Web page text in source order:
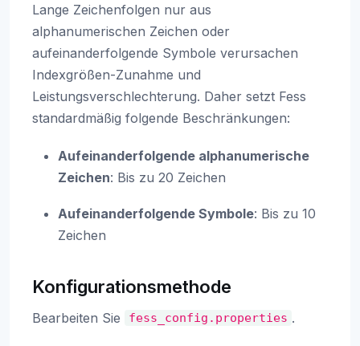
Lange Zeichenfolgen nur aus
alphanumerischen Zeichen oder
aufeinanderfolgende Symbole verursachen
Indexgrößen-Zunahme und
Leistungsverschlechterung. Daher setzt Fess
standardmäßig folgende Beschränkungen:
Aufeinanderfolgende alphanumerische
Zeichen: Bis zu 20 Zeichen
Aufeinanderfolgende Symbole: Bis zu 10
Zeichen
Konfigurationsmethode
Bearbeiten Sie fess_config.properties .